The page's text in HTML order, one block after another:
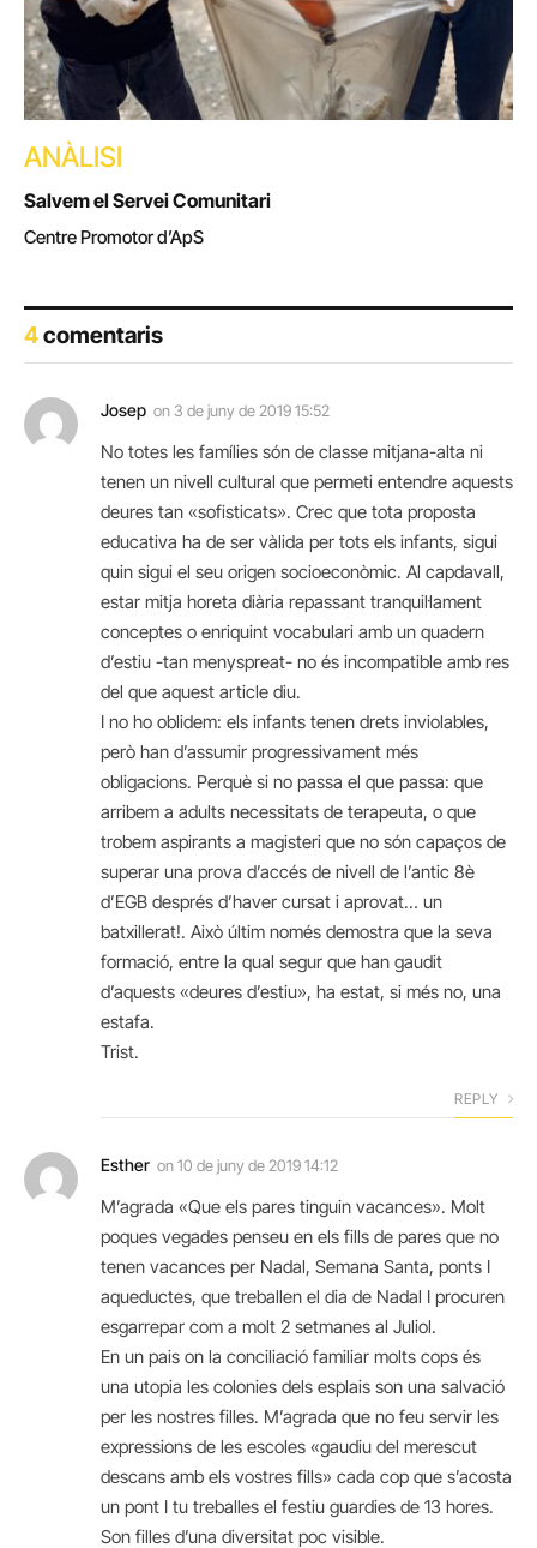
ANÀLISI
Salvem el Servei Comunitari
Centre Promotor d’ApS
4comentaris
Josep on 3 de juny de 2019 15:52
No totes les famílies són de classe mitjana-alta ni
tenen un nivell cultural que permeti entendre aquests
deures tan «sofisticats». Crec que tota proposta
educativa ha de ser vàlida per tots els infants, sigui
quin sigui el seu origen socioeconòmic. Al capdavall,
estar mitja horeta diària repassant tranquil·lament
conceptes o enriquint vocabulari amb un quadern
d’estiu -tan menyspreat- no és incompatible amb res
del que aquest article diu.
I no ho oblidem: els infants tenen drets inviolables,
però han d’assumir progressivament més
obligacions. Perquè si no passa el que passa: que
arribem a adults necessitats de terapeuta, o que
trobem aspirants a magisteri que no són capaços de
superar una prova d’accés de nivell de l’antic 8è
d’EGB després d’haver cursat i aprovat… un
batxillerat!. Això últim només demostra que la seva
formació, entre la qual segur que han gaudit
d’aquests «deures d’estiu», ha estat, si més no, una
estafa.
Trist.
REPLY
Esther on10 de juny de 2019 14:12
M’agrada «Que els pares tinguin vacances». Molt
poques vegades penseu en els fills de pares que no
tenen vacances per Nadal, Semana Santa, ponts I
aqueductes, que treballen el dia de Nadal I procuren
esgarrepar com a molt 2 setmanes al Juliol.
En un pais on la conciliació familiar molts cops és
una utopia les colonies dels esplais son una salvació
per les nostres filles. M’agrada que no feu servir les
expressions de les escoles «gaudiu del merescut
descans amb els vostres fills» cada cop que s’acosta
un pont I tu treballes el festiu guardies de 13 hores.
Son filles d’una diversitat poc visible.